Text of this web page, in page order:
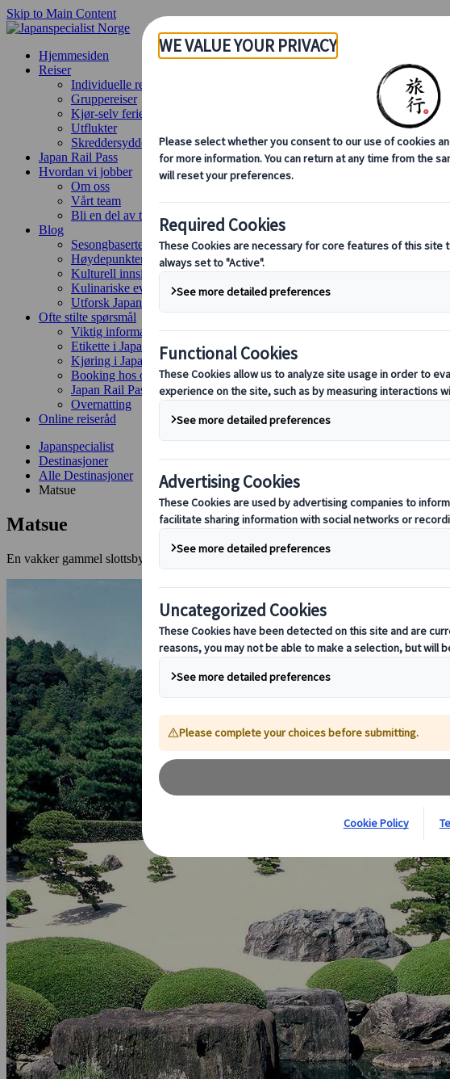
Skip to Main Content
Hjemmesiden
Reiser
Individuelle reiser
Gruppereiser
Kjør-selv ferie
Utflukter
Skreddersydde gruppereiser
Japan Rail Pass
Hvordan vi jobber
Om oss
Vårt team
Bli en del av teamet vårt
Blog
Sesongbaserte reisetips
Høydepunkter fra destinasjonen
Kulturell innsikt
Kulinariske eventyr
Utforsk Japan med tog
Ofte stilte spørsmål
Viktig informasjon
Etikette i Japan
Kjøring i Japan
Booking hos oss
Japan Rail Pass
Overnatting
Online reiseråd
Japanspecialist
Destinasjoner
Alle Destinasjoner
Matsue
Matsue
En vakker gammel slottsby med en perfekt moderne hage